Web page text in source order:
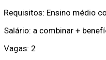
Requisitos: Ensino médio
Salário: a combinar +
Vagas: 2